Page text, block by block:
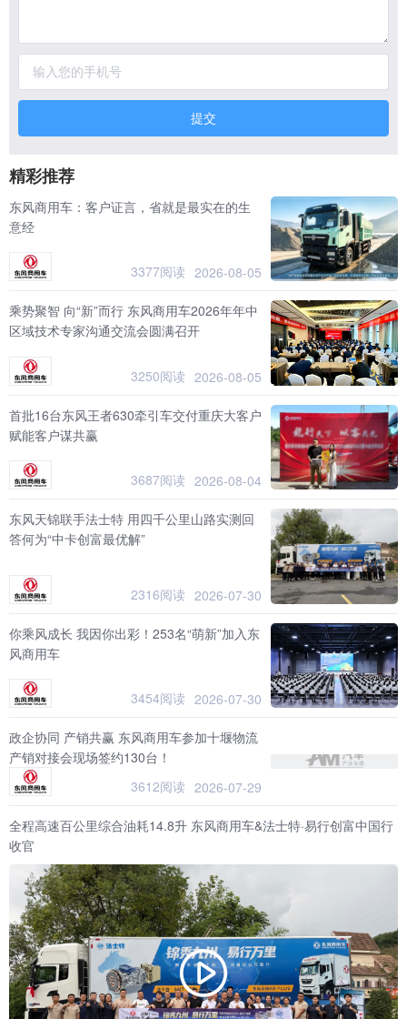
提交
精彩推荐
东风商用车：客户证言，省就是最实在的生
意经
3377阅读 2026-08-05
乘势聚智 向“新”而行 东风商用车2026年年中
区域技术专家沟通交流会圆满召开
3250阅读 2026-08-05
首批16台东风王者630牵引车交付重庆大客户
赋能客户谋共赢
3687阅读 2026-08-04
东风天锦联手法士特 用四千公里山路实测回
答何为“中卡创富最优解”
2316阅读 2026-07-30
你乘风成长 我因你出彩！253名“萌新”加入东
风商用车
3454阅读 2026-07-30
政企协同 产销共赢 东风商用车参加十堰物流
产销对接会现场签约130台！
3612阅读 2026-07-29
全程高速百公里综合油耗14.8升 东风商用车&法士特·易行创富中国行
收官